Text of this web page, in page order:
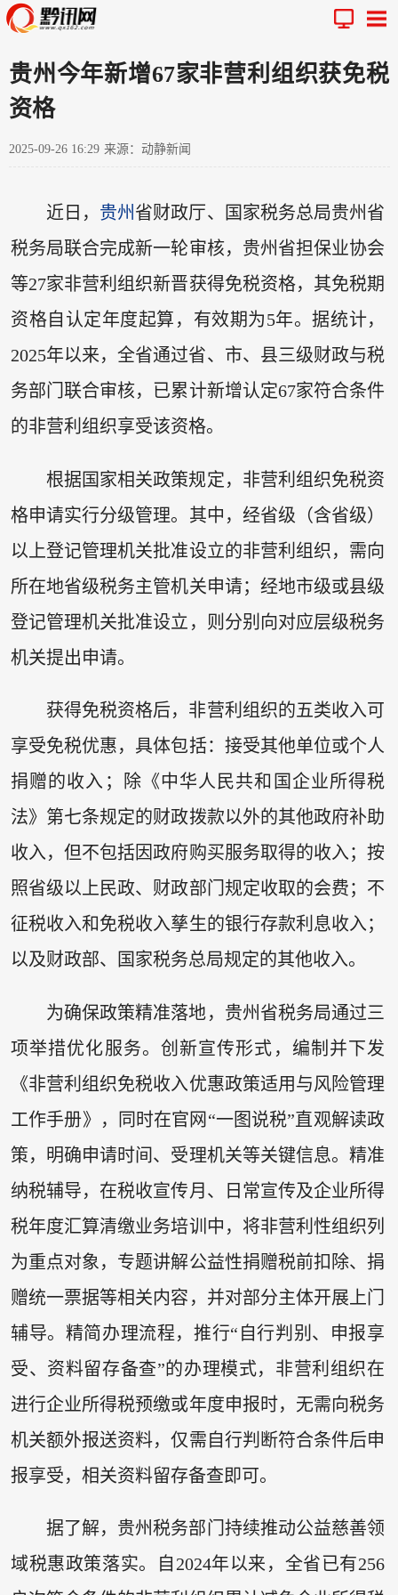
贵州今年新增67家非营利组织获免税
资格
2025-09-26 16:29 来源：动静新闻
近日， 贵州 省财政厅、国家税务总局贵州省
税务局联合完成新一轮审核，贵州省担保业协会
等27家非营利组织新晋获得免税资格，其免税期
资格自认定年度起算，有效期为5年。据统计，
2025年以来，全省通过省、市、县三级财政与税
务部门联合审核，已累计新增认定67家符合条件
的非营利组织享受该资格。
根据国家相关政策规定，非营利组织免税资
格申请实行分级管理。其中，经省级（含省级）
以上登记管理机关批准设立的非营利组织，需向
所在地省级税务主管机关申请；经地市级或县级
登记管理机关批准设立，则分别向对应层级税务
机关提出申请。
获得免税资格后，非营利组织的五类收入可
享受免税优惠，具体包括：接受其他单位或个人
捐赠的收入；除《中华人民共和国企业所得税
法》第七条规定的财政拨款以外的其他政府补助
收入，但不包括因政府购买服务取得的收入；按
照省级以上民政、财政部门规定收取的会费；不
征税收入和免税收入孳生的银行存款利息收入；
以及财政部、国家税务总局规定的其他收入。
为确保政策精准落地，贵州省税务局通过三
项举措优化服务。创新宣传形式，编制并下发
《非营利组织免税收入优惠政策适用与风险管理
工作手册》，同时在官网“一图说税”直观解读政
策，明确申请时间、受理机关等关键信息。精准
纳税辅导，在税收宣传月、日常宣传及企业所得
税年度汇算清缴业务培训中，将非营利性组织列
为重点对象，专题讲解公益性捐赠税前扣除、捐
赠统一票据等相关内容，并对部分主体开展上门
辅导。精简办理流程，推行“自行判别、申报享
受、资料留存备查”的办理模式，非营利组织在
进行企业所得税预缴或年度申报时，无需向税务
机关额外报送资料，仅需自行判断符合条件后申
报享受，相关资料留存备查即可。
据了解，贵州税务部门持续推动公益慈善领
域税惠政策落实。自2024年以来，全省已有256